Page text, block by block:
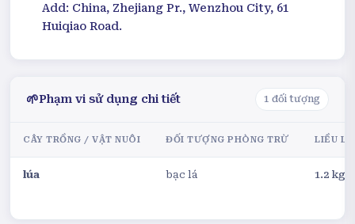
Add: China, Zhejiang Pr., Wenzhou City, 61
Huiqiao Road.
🌱Phạm vi sử dụng chi tiết 1 đối tượng
CÂY TRỒNG / VẬT NUÔI ĐỐI TƯỢNG PHÒNG TRỪ LIỀU
lúa bạc lá 1.2 kg/